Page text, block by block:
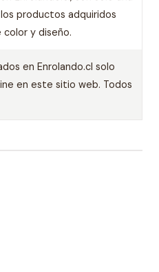
productos adquiridos
y diseño.
en Enrolando.cl solo
en este sitio web. Todos